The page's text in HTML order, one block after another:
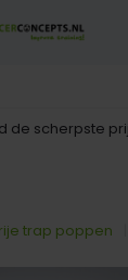
de scherpste
trap poppen